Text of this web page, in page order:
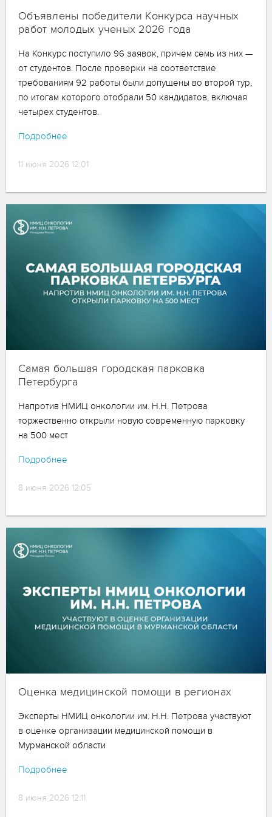
Объявлены победители Конкурса научных
работ молодых ученых 2026 года
На Конкурс поступило 96 заявок, причем семь из них —
от студентов. После проверки на соответствие
требованиям 92 работы были допущены во второй тур,
по итогам которого отобрали 50 кандидатов, включая
четырех студентов.
Подробнее
11 июня 2026 12:01
Самая большая городская парковка
Петербурга
Напротив НМИЦ онкологии им. Н.Н. Петрова
торжественно открыли новую современную парковку
на 500 мест
Подробнее
8 июня 2026 12:05
Оценка медицинской помощи в регионах
Эксперты НМИЦ онкологии им. Н.Н. Петрова участвуют
в оценке организации медицинской помощи в
Мурманской области
Подробнее
8 июня 2026 12:11